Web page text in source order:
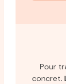
Pour
concret.